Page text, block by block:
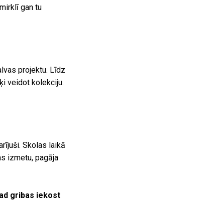
gan tu
projektu. Līdz
veidot kolekciju.
Skolas laikā
izmetu, pagāja
gribas iekost